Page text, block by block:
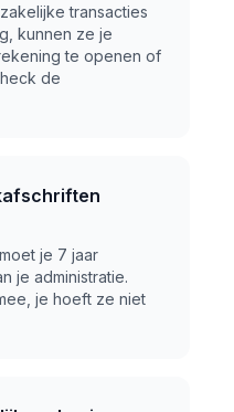
transacties
kunnen ze je
te openen of
de
je 7 jaar
je administratie.
je hoeft ze niet